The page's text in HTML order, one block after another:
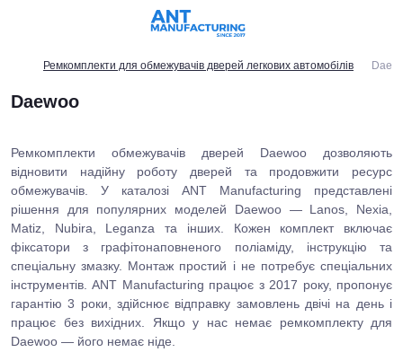
Ремкомплекти для обмежувачів дверей легкових автомобілів
Daewoo
Ремкомплекти обмежувачів дверей Daewoo дозволяють
відновити надійну роботу дверей та продовжити ресурс
обмежувачів. У каталозі ANT Manufacturing представлені
рішення для популярних моделей Daewoo — Lanos, Nexia,
Matiz, Nubira, Leganza та інших. Кожен комплект включає
фіксатори з графітонаповненого поліаміду, інструкцію та
спеціальну змазку. Монтаж простий і не потребує спеціальних
інструментів. ANT Manufacturing працює з 2017 року, пропонує
гарантію 3 роки, здійснює відправку замовлень двічі на день і
працює без вихідних. Якщо у нас немає ремкомплекту для
Daewoo — його немає ніде.